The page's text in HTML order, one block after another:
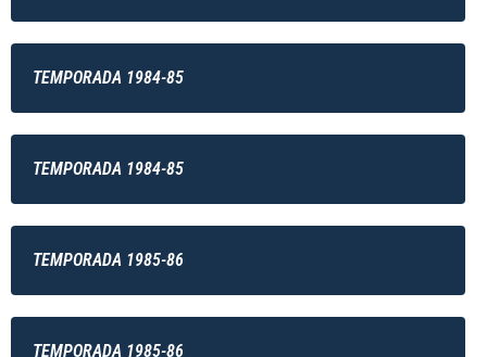
TEMPORADA 1984-85
TEMPORADA 1984-85
TEMPORADA 1985-86
TEMPORADA 1985-86